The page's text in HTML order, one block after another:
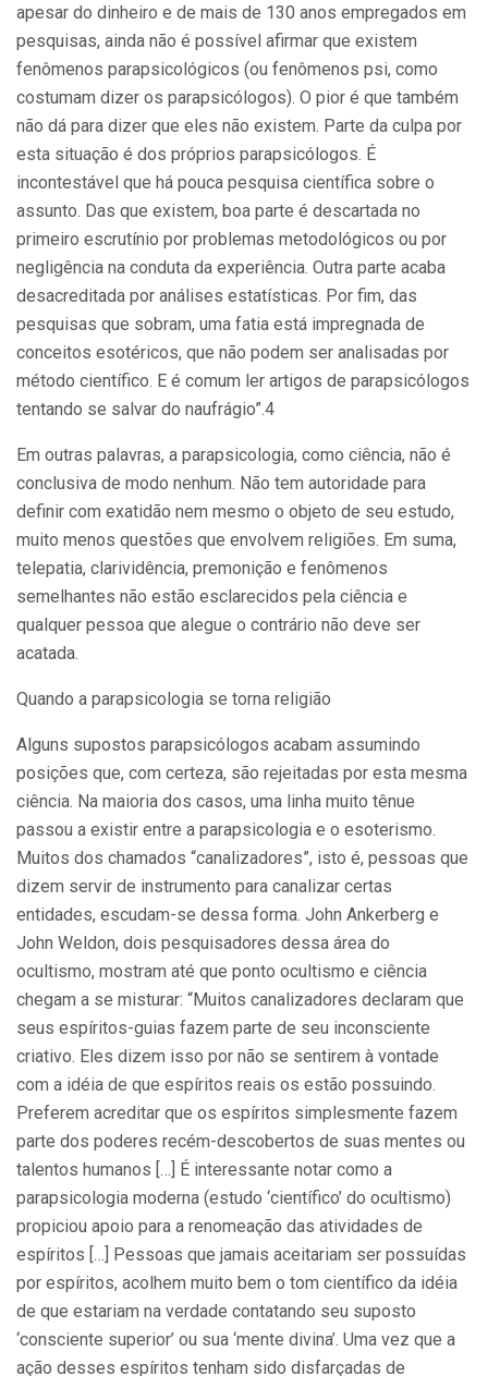
apesar do dinheiro e de mais de 130 anos empregados em
pesquisas, ainda não é possível afirmar que existem
fenômenos parapsicológicos (ou fenômenos psi, como
costumam dizer os parapsicólogos). O pior é que também
não dá para dizer que eles não existem. Parte da culpa por
esta situação é dos próprios parapsicólogos. É
incontestável que há pouca pesquisa científica sobre o
assunto. Das que existem, boa parte é descartada no
primeiro escrutínio por problemas metodológicos ou por
negligência na conduta da experiência. Outra parte acaba
desacreditada por análises estatísticas. Por fim, das
pesquisas que sobram, uma fatia está impregnada de
conceitos esotéricos, que não podem ser analisadas por
método científico. E é comum ler artigos de parapsicólogos
tentando se salvar do naufrágio”.4
Em outras palavras, a parapsicologia, como ciência, não é
conclusiva de modo nenhum. Não tem autoridade para
definir com exatidão nem mesmo o objeto de seu estudo,
muito menos questões que envolvem religiões. Em suma,
telepatia, clarividência, premonição e fenômenos
semelhantes não estão esclarecidos pela ciência e
qualquer pessoa que alegue o contrário não deve ser
acatada.
Quando a parapsicologia se torna religião
Alguns supostos parapsicólogos acabam assumindo
posições que, com certeza, são rejeitadas por esta mesma
ciência. Na maioria dos casos, uma linha muito tênue
passou a existir entre a parapsicologia e o esoterismo.
Muitos dos chamados “canalizadores”, isto é, pessoas que
dizem servir de instrumento para canalizar certas
entidades, escudam-se dessa forma. John Ankerberg e
John Weldon, dois pesquisadores dessa área do
ocultismo, mostram até que ponto ocultismo e ciência
chegam a se misturar: “Muitos canalizadores declaram que
seus espíritos-guias fazem parte de seu inconsciente
criativo. Eles dizem isso por não se sentirem à vontade
com a idéia de que espíritos reais os estão possuindo.
Preferem acreditar que os espíritos simplesmente fazem
parte dos poderes recém-descobertos de suas mentes ou
talentos humanos […] É interessante notar como a
parapsicologia moderna (estudo ‘científico’ do ocultismo)
propiciou apoio para a renomeação das atividades de
espíritos […] Pessoas que jamais aceitariam ser possuídas
por espíritos, acolhem muito bem o tom científico da idéia
de que estariam na verdade contatando seu suposto
‘consciente superior’ ou sua ‘mente divina’. Uma vez que a
ação desses espíritos tenham sido disfarçadas de